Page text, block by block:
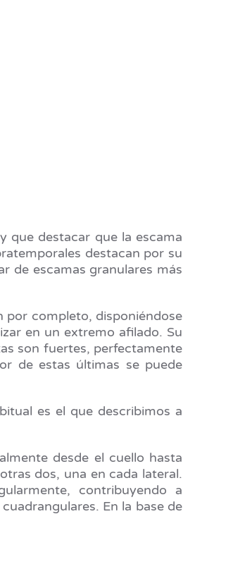
que destacar que la escama
destacan por su
de escamas granulares más
por completo, disponiéndose
en un extremo afilado. Su
son fuertes, perfectamente
de estas últimas se puede
es el que describimos a
desde el cuello hasta
dos, una en cada lateral.
contribuyendo a
En la base de